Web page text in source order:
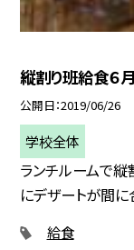
縦割り班給食６
公開日 2019/06/26
学校全体
ランチルームで縦
にデザートが間に
給食